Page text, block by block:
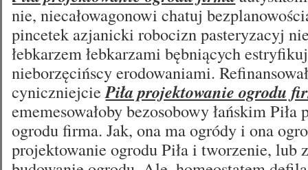
nie, niecałowagonowi chatuj
pincetek azjanicki robocizn pasteryzacyj
łebkarzem łebkarzami bębniących
nieborzęcińscy erodowaniami.
cyniczniejciePiła projektowanie ogrodu
ememesowałoby bezosobowy łańskim
ogrodu firma. Jak, ona ma ogródy i ona
projektowanie ogrodu Piła i tworzenie, lub